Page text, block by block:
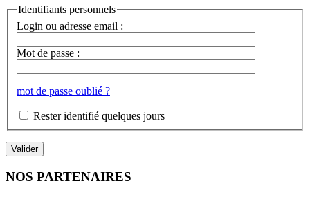
Identifiants personnels
Login ou adresse email :
Mot de passe :
mot de passe oublié ?
Rester identifié quelques jours
NOS PARTENAIRES